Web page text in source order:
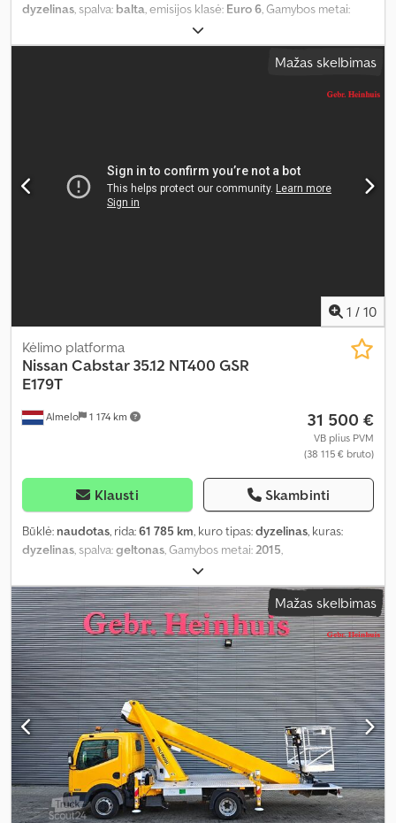
dyzelinas, spalva: balta, emisijos klasė: Euro 6, Gamybos metai:
Mažas skelbimas
1 / 10
Almelo 1 174 km
Kėlimo platforma
Nissan Cabstar 35.12 NT400 GSR
E179T
31 500 €
VB plius PVM
(38 115 € bruto)
Klausti Skambinti
Būklė: naudotas, rida:61 785 km, kuro tipas:dyzelinas, kuras:
dyzelinas, spalva:geltonas, Gamybos metai:2015,
Mažas skelbimas